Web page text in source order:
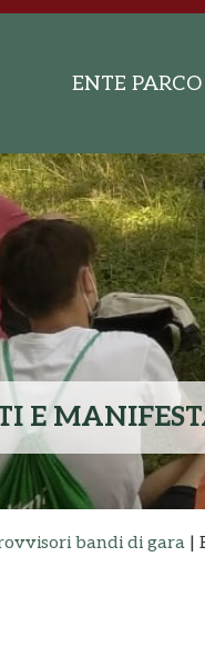
ENTE PARCO
E
bandi di gara |